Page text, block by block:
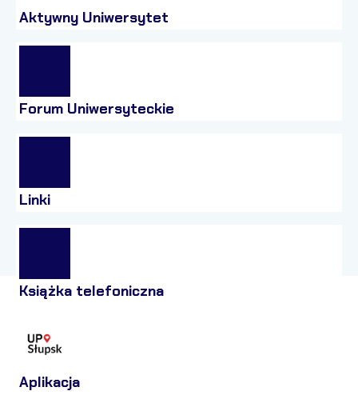
Aktywny Uniwersytet
Forum Uniwersyteckie
Linki
Książka telefoniczna
Aplikacja